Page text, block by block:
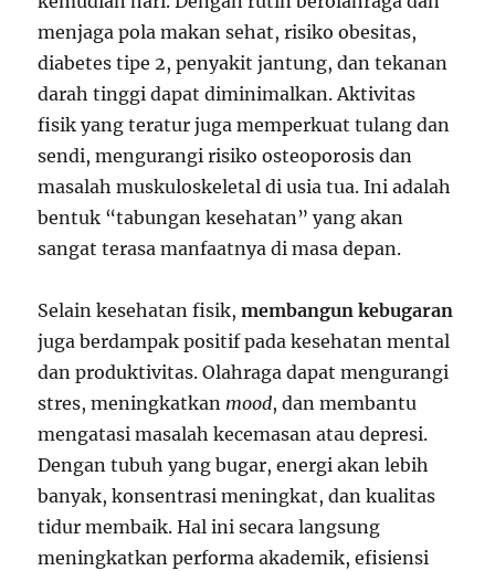
menjaga pola makan sehat, risiko obesitas,
diabetes tipe 2, penyakit jantung, dan tekanan
darah tinggi dapat diminimalkan. Aktivitas
fisik yang teratur juga memperkuat tulang dan
sendi, mengurangi risiko osteoporosis dan
masalah muskuloskeletal di usia tua. Ini adalah
bentuk “tabungan kesehatan” yang akan
sangat terasa manfaatnya di masa depan.
Selain kesehatan fisik,membangun kebugaran
juga berdampak positif pada kesehatan mental
dan produktivitas. Olahraga dapat mengurangi
stres, meningkatkan mood, dan membantu
mengatasi masalah kecemasan atau depresi.
Dengan tubuh yang bugar, energi akan lebih
banyak, konsentrasi meningkat, dan kualitas
tidur membaik. Hal ini secara langsung
meningkatkan performa akademik, efisiensi